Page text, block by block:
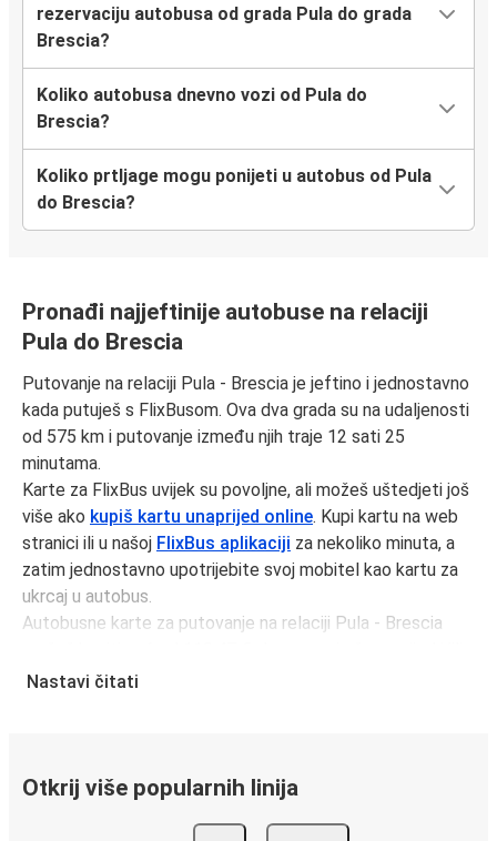
rezervaciju autobusa od grada Pula do grada
Brescia?
Koliko autobusa dnevno vozi od Pula do
Brescia?
Koliko prtljage mogu ponijeti u autobus od Pula
do Brescia?
Pronađi najjeftinije autobuse na relaciji
Pula do Brescia
Putovanje na relaciji Pula - Brescia je jeftino i jednostavno
kada putuješ s FlixBusom. Ova dva grada su na udaljenosti
od 575 km i putovanje između njih traje 12 sati 25
minutama.
Karte za FlixBus uvijek su povoljne, ali možeš uštedjeti još
više ako kupiš kartu unaprijed online. Kupi kartu na web
stranici ili u našoj FlixBus aplikaciji za nekoliko minuta, a
zatim jednostavno upotrijebite svoj mobitel kao kartu za
ukrcaj u autobus.
Autobusne karte za putovanje na relaciji Pula - Brescia
izvan prometnog vremena, poput vikenda i praznika. Za
Nastavi čitati
Otkrij više popularnih linija